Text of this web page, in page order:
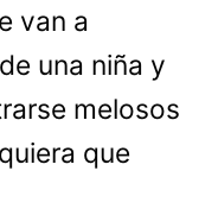
van a
una niña y
melosos
que